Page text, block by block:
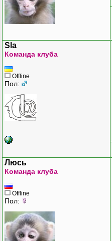
Sla
Команда клуба
Offline
Пол:
Люсь
Команда клуба
Offline
Пол: